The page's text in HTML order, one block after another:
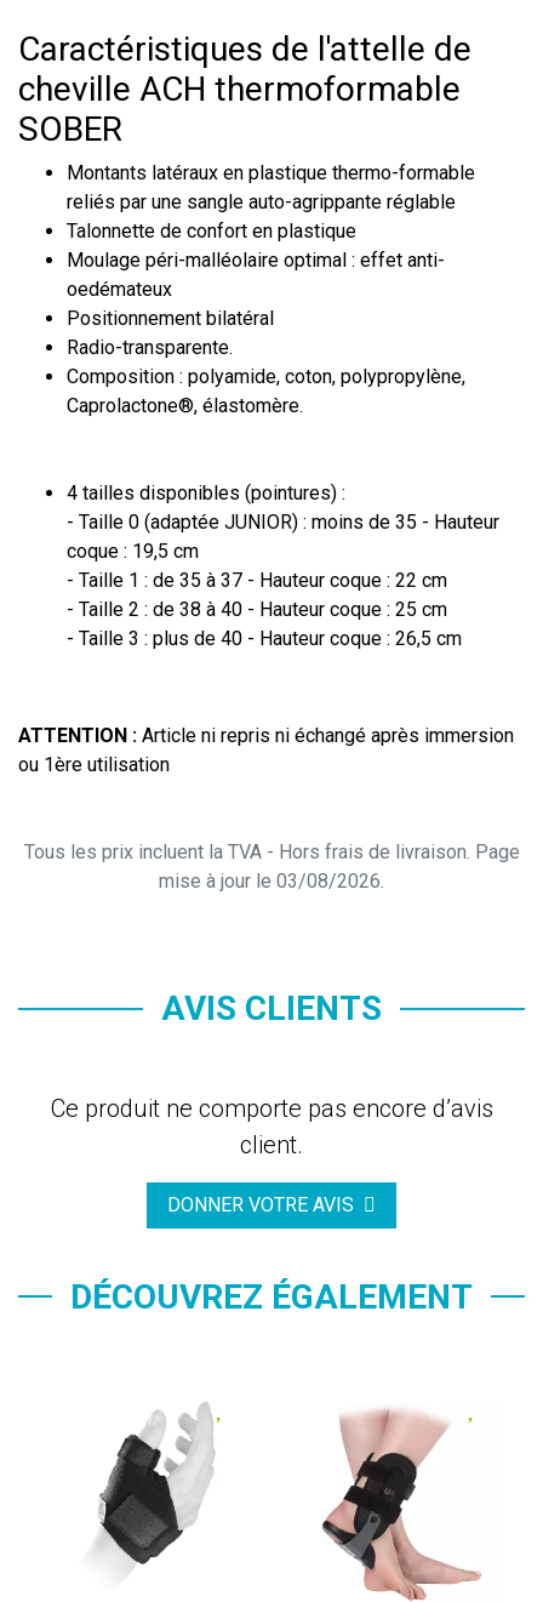
Caractéristiques de l'attelle de
cheville ACH thermoformable
SOBER
Montants latéraux en plastique thermo-formable
reliés par une sangle auto-agrippante réglable
Talonnette de confort en plastique
Moulage péri-malléolaire optimal : effet anti-
oedémateux
Positionnement bilatéral
Radio-transparente.
Composition : polyamide, coton, polypropylène,
Caprolactone®, élastomère.
4 tailles disponibles (pointures) :
- Taille 0 (adaptée JUNIOR) : moins de 35 - Hauteur
coque : 19,5 cm
- Taille 1 : de 35 à 37 - Hauteur coque : 22 cm
- Taille 2 : de 38 à 40 - Hauteur coque : 25 cm
- Taille 3 : plus de 40 - Hauteur coque : 26,5 cm
ATTENTION : Article ni repris ni échangé après immersion
ou 1ère utilisation
Tous les prix incluent la TVA - Hors frais de livraison. Page
mise à jour le 03/08/2026.
AVIS CLIENTS
Ce produit ne comporte pas encore d’avis
client.
DONNER VOTRE AVIS
DÉCOUVREZ ÉGALEMENT